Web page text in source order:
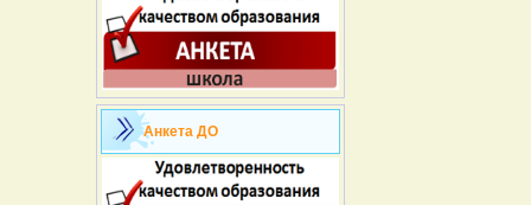
Анкета ДО